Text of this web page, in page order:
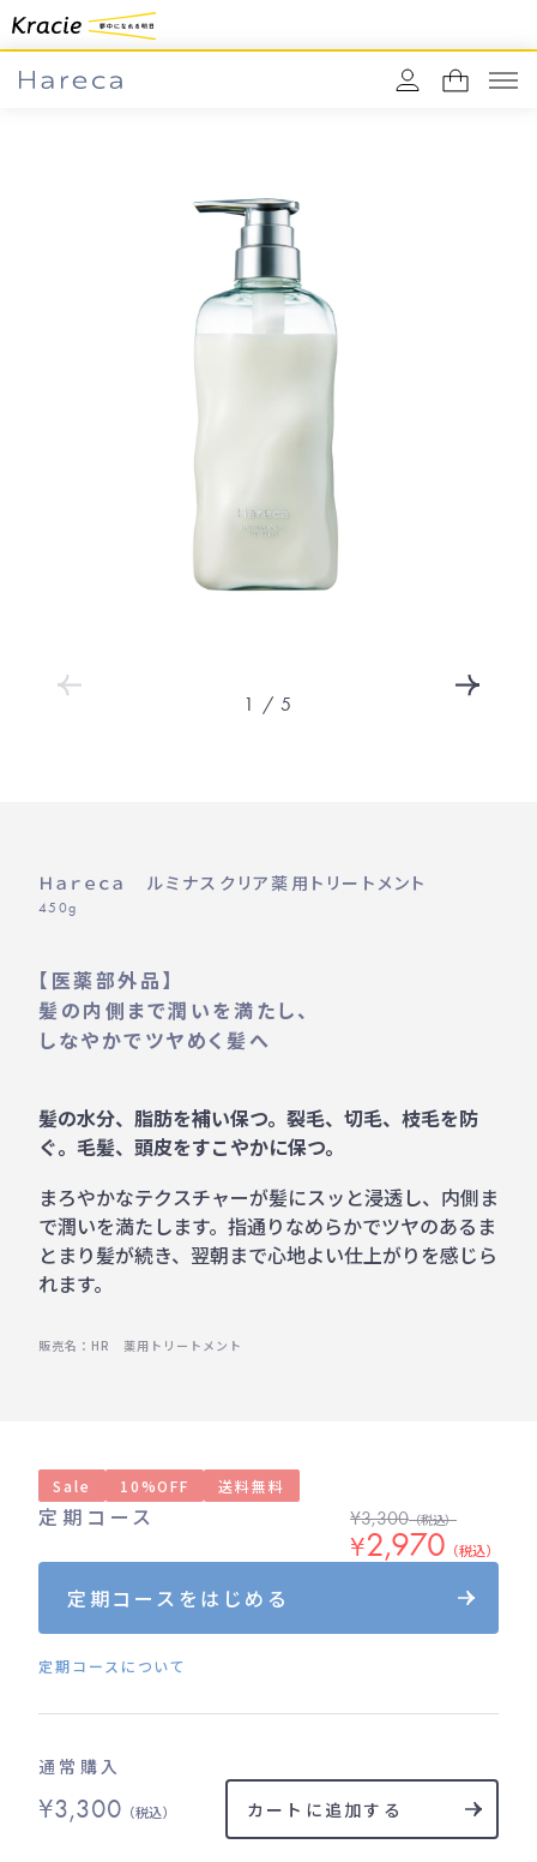
1 /5
Ｈａｒｅｃａ ルミナスクリア薬用トリートメント
450g
【医薬部外品】
髪の内側まで潤いを満たし、
しなやかでツヤめく髪へ
髪の水分、脂肪を補い保つ。裂毛、切毛、枝毛を防
ぐ。毛髪、頭皮をすこやかに保つ。
まろやかなテクスチャーが髪にスッと浸透し、内側ま
で潤いを満たします。指通りなめらかでツヤのあるま
とまり髪が続き、翌朝まで心地よい仕上がりを感じら
れます。
販売名：HR 薬用トリートメント
Sale 10%OFF 送料無料
定期コース ¥3,300（税込）
¥2,970 （税込）
定期コースをはじめる
定期コースについて
通常購入
¥3,300 （税込） カートに追加する